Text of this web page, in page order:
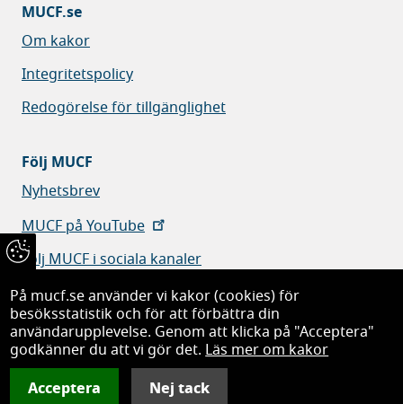
MUCF.se
Om kakor
Integritetspolicy
Redogörelse för tillgänglighet
Följ MUCF
Nyhetsbrev
MUCF på YouTube
Följ MUCF i sociala kanaler
Myndigheten för ungdoms- och civilsamhällesfrågor
På mucf.se använder vi kakor (cookies) för
besöksstatistik och för att förbättra din
användarupplevelse. Genom att klicka på "Acceptera"
godkänner du att vi gör det.Läs mer om kakor
Acceptera Nej tack